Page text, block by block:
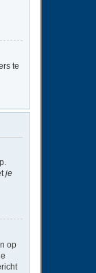
te
je
op